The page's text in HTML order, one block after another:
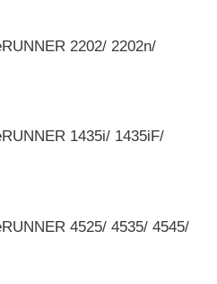
2202/ 2202n/
1435i/ 1435iF/
4525/ 4535/ 4545/